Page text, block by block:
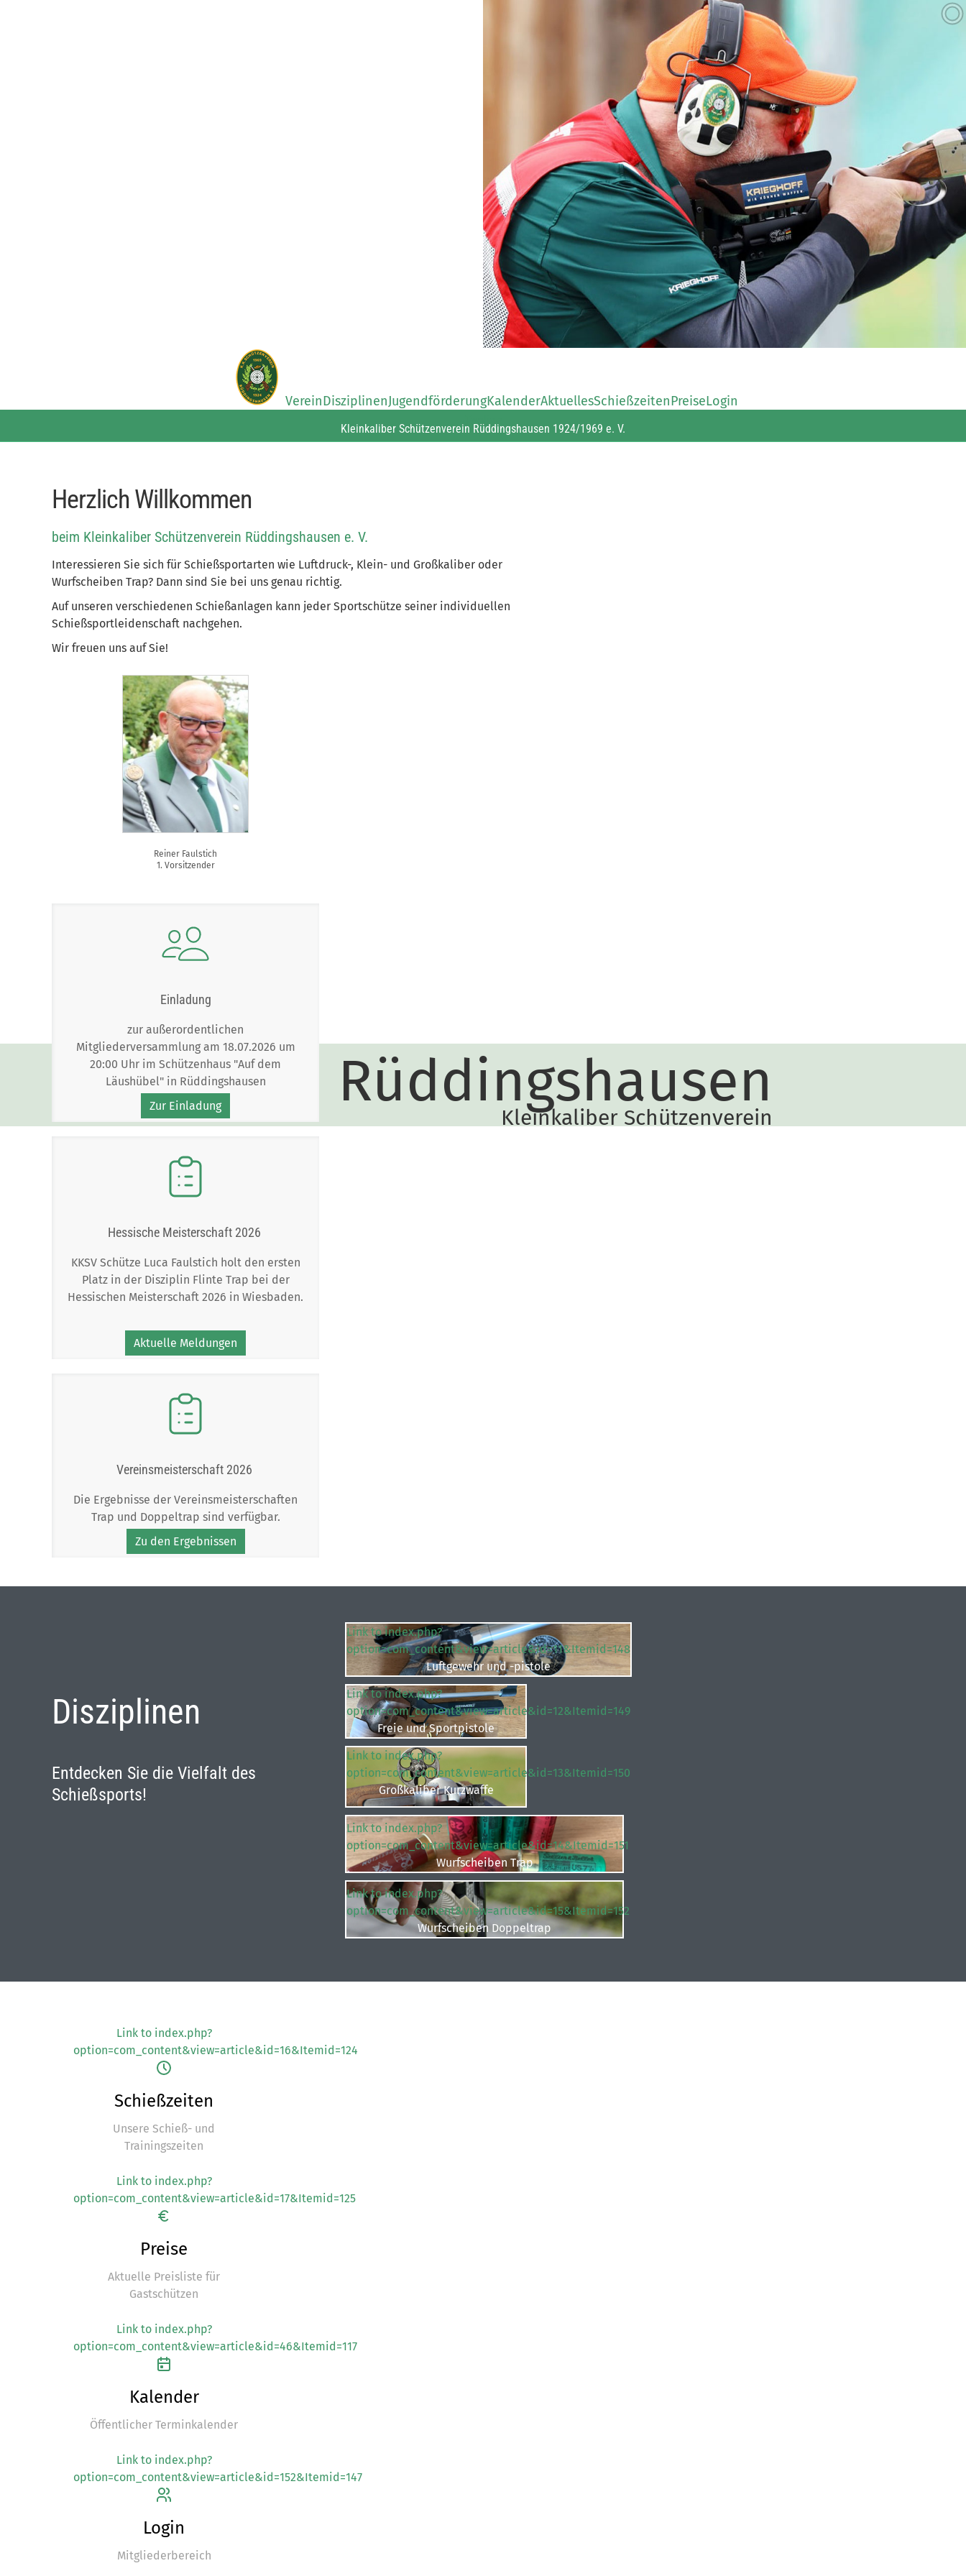
Rüddingshausen
Kleinkaliber Schützenverein
VereinDisziplinenJugendförderungKalenderAktuellesSchießzeitenPreiseLogin
Kleinkaliber Schützenverein Rüddingshausen 1924/1969 e. V.
Herzlich Willkommen
beim Kleinkaliber Schützenverein Rüddingshausen e. V.
Interessieren Sie sich für Schießsportarten wie Luftdruck-, Klein- und Großkaliber oder
Wurfscheiben Trap? Dann sind Sie bei uns genau richtig.
Auf unseren verschiedenen Schießanlagen kann jeder Sportschütze seiner individuellen
Schießsportleidenschaft nachgehen.
Wir freuen uns auf Sie!
Reiner Faulstich
1. Vorsitzender
Einladung
zur außerordentlichen
Mitgliederversammlung am 18.07.2026 um
20:00 Uhr im Schützenhaus "Auf dem
Läushübel" in Rüddingshausen
Zur Einladung
Hessische Meisterschaft 2026
KKSV Schütze Luca Faulstich holt den ersten
Platz in der Disziplin Flinte Trap bei der
Hessischen Meisterschaft 2026 in Wiesbaden.
Aktuelle Meldungen
Vereinsmeisterschaft 2026
Die Ergebnisse der Vereinsmeisterschaften
Trap und Doppeltrap sind verfügbar.
Zu den Ergebnissen
Disziplinen
Entdecken Sie die Vielfalt des
Schießsports!
Link to index.php?
option=com_content&view=article&id=11&Itemid=148
Luftgewehr und -pistole
Link to index.php?
option=com_content&view=article&id=12&Itemid=149
Freie und Sportpistole
Link to index.php?
option=com_content&view=article&id=13&Itemid=150
Großkaliber Kurzwaffe
Link to index.php?
option=com_content&view=article&id=14&Itemid=151
Wurfscheiben Trap
Link to index.php?
option=com_content&view=article&id=15&Itemid=152
Wurfscheiben Doppeltrap
Link to index.php?
option=com_content&view=article&id=16&Itemid=124
Schießzeiten
Unsere Schieß- und
Trainingszeiten
Link to index.php?
option=com_content&view=article&id=17&Itemid=125
Preise
Aktuelle Preisliste für
Gastschützen
Link to index.php?
option=com_content&view=article&id=46&Itemid=117
Kalender
Öffentlicher Terminkalender
Link to index.php?
option=com_content&view=article&id=152&Itemid=147
Login
Mitgliederbereich